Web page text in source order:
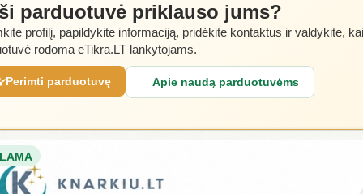
parduotuvė priklauso jums?
profilį, papildykite informaciją, pridėkite kontaktus ir valdykite,
rodoma eTikra.LT lankytojams.
Perimti parduotuvę Apie naudą parduotuvėms